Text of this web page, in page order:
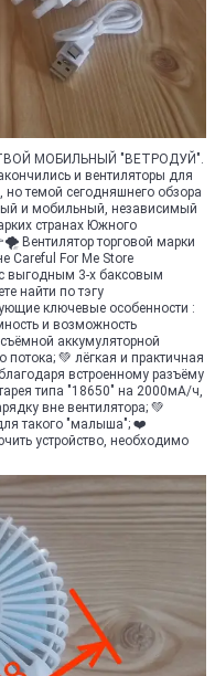
МОБИЛЬНЫЙ "ВЕТРОДУЙ".
и вентиляторы для
темой сегодняшнего обзора
и мобильный, независимый
странах Южного
Вентилятор торговой марки
Careful For Me Store
выгодным 3-х баксовым
найти по тэгу
ключевые особенности :
и возможность
аккумуляторной
💚 лёгкая и практичная
встроенному разъёму
типа "18650" на 2000мА/ч,
вне вентилятора; 💚
такого "малыша"; ❤️
устройство, необходимо